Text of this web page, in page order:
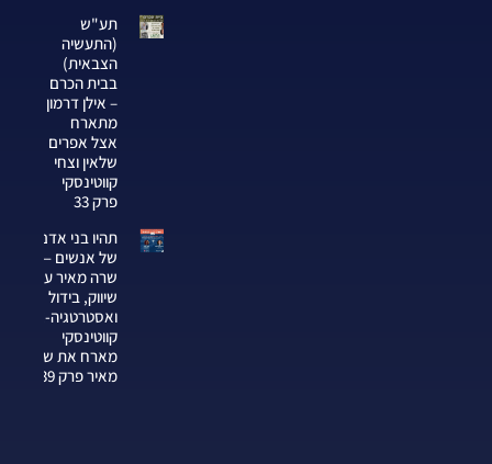
תע"ש
(התעשיה
הצבאית)
בבית הכרם
– אילן דרמון
מתארח
אצל אפרים
שלאין וצחי
קווטינסקי
פרק 33
תהיו בני אדם
של אנשים —
שרה מאיר על
שיווק, בידול
ואסטרטגיה-צחי
קווטינסקי
מארח את שרה
מאיר פרק 339